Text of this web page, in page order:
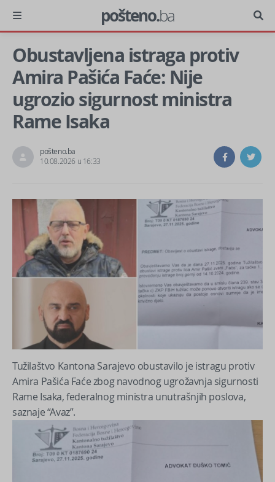
pošteno.ba
Obustavljena istraga protiv
Amira Pašića Faće: Nije
ugrozio sigurnost ministra
Rame Isaka
pošteno.ba
10.08.2026 u 16:33
Tužilaštvo Kantona Sarajevo obustavilo je istragu protiv
Amira Pašića Faće zbog navodnog ugrožavnja sigurnosti
Rame Isaka, federalnog ministra unutrašnjih poslova,
saznaje “Avaz”.